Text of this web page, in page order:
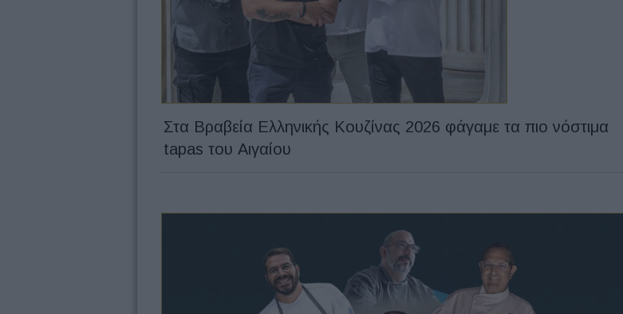
Στα Βραβεία Ελληνικής Κουζίνας 2026 φάγαμε τα πιο νόστιμα
tapas του Αιγαίου